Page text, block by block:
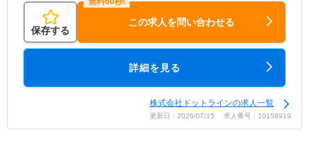
保存する
この求人を問い合わせる
詳細を見る
株式会社ドットラインの求人一覧
更新日：2026/07/15 求人番号：10158919